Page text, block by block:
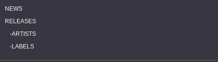
NEWS
RELEASES
ARTISTS
LABELS